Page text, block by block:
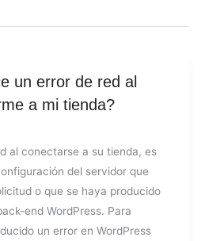
un error de red al
a mi tienda?
al conectarse a su tienda, es
del servidor que
o que se haya producido
end WordPress. Para
un error en WordPress